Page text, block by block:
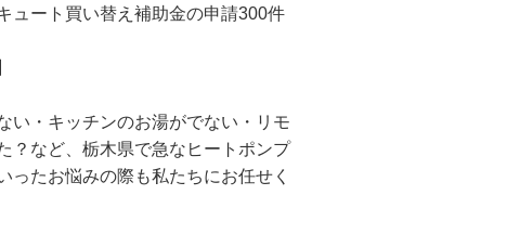
ュート買い替え補助金の申請300件
い・キッチンのお湯がでない・リモ
？など、栃木県で急なヒートポンプ
ったお悩みの際も私たちにお任せく